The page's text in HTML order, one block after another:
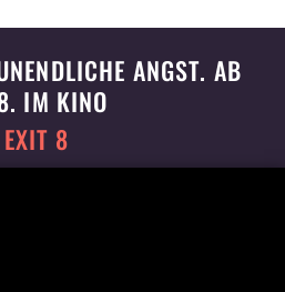
ANGST. AB
IM KINO
EXIT 8